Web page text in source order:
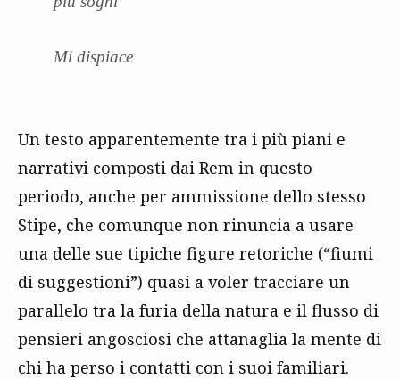
Mi dispiace
Un testo apparentemente tra i più piani e
narrativi composti dai Rem in questo
periodo, anche per ammissione dello stesso
Stipe, che comunque non rinuncia a usare
una delle sue tipiche figure retoriche (“fiumi
di suggestioni”) quasi a voler tracciare un
parallelo tra la furia della natura e il flusso di
pensieri angosciosi che attanaglia la mente di
chi ha perso i contatti con i suoi familiari.